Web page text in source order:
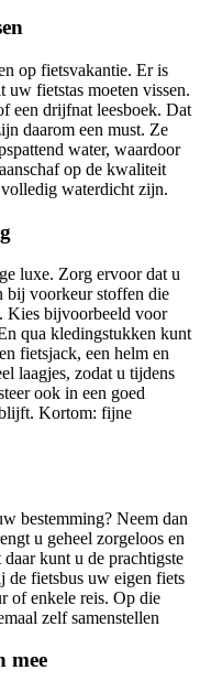
op fietsvakantie. Er is
fietstas moeten vissen.
een drijfnat leesboek. Dat
daarom een must. Ze
water, waardoor
op de kwaliteit
waterdicht zijn.
luxe. Zorg ervoor dat u
bij voorkeur stoffen die
Kies bijvoorbeeld voor
qua kledingstukken kunt
fietsjack, een helm en
laagjes, zodat u tijdens
ook in een goed
Kortom: fijne
bestemming? Neem dan
u geheel zorgeloos en
kunt u de prachtigste
de fietsbus uw eigen fiets
of enkele reis. Op die
zelf samenstellen
mee